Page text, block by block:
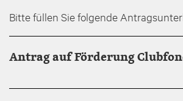
Bitte füllen Sie folgende
Antrag auf Förderung